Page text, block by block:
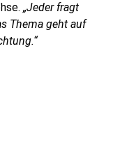
„Jeder fragt
Thema geht auf